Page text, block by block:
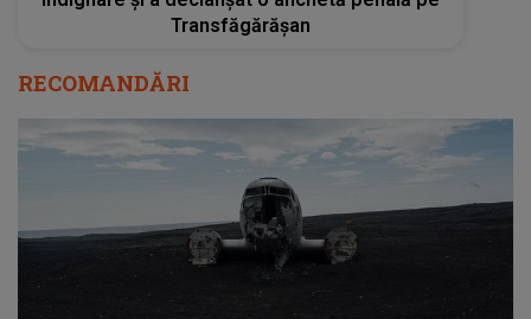
Transfăgărășan
RECOMANDĂRI